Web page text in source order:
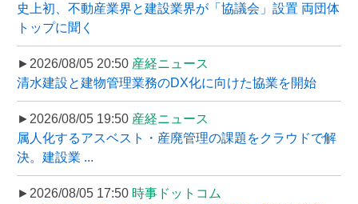
史上初、不動産業界と建設業界が「協議会」設置 両団体
トップに聞く
►2026/08/05 20:50 産経ニュース
清水建設と建物管理業務のDX化に向けた協業を開始
►2026/08/05 19:50 産経ニュース
属人化するアスベスト・産廃管理の課題をクラウドで解
決。建設業 ...
►2026/08/05 17:50 時事ドットコム